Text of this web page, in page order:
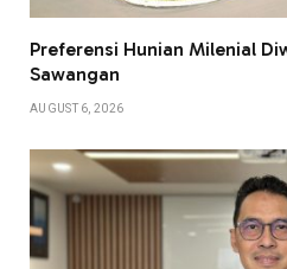
Preferensi Hunian Milenial
Sawangan
AUGUST 6, 2026